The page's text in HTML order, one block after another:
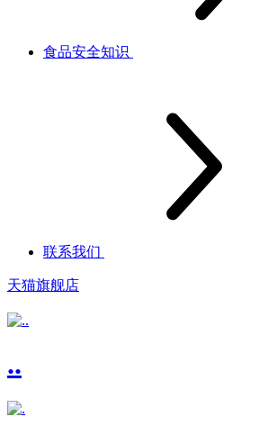
食品安全知识
联系我们
天猫旗舰店
..